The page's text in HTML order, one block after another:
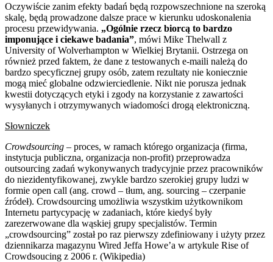
Oczywiście zanim efekty badań będą rozpowszechnione na szeroką
skalę, będą prowadzone dalsze prace w kierunku udoskonalenia
procesu przewidywania. „Ogólnie rzecz biorcą to bardzo
imponujące i ciekawe badania”, mówi Mike Thelwall z
University of Wolverhampton w Wielkiej Brytanii. Ostrzega on
również przed faktem, że dane z testowanych e-maili należą do
bardzo specyficznej grupy osób, zatem rezultaty nie koniecznie
mogą mieć globalne odzwierciedlenie. Nikt nie porusza jednak
kwestii dotyczących etyki i zgody na korzystanie z zawartości
wysyłanych i otrzymywanych wiadomości drogą elektroniczną.
Słowniczek
Crowdsourcing – proces, w ramach którego organizacja (firma,
instytucja publiczna, organizacja non-profit) przeprowadza
outsourcing zadań wykonywanych tradycyjnie przez pracowników
do niezidentyfikowanej, zwykle bardzo szerokiej grupy ludzi w
formie open call (ang. crowd – tłum, ang. sourcing – czerpanie
źródeł). Crowdsourcing umożliwia wszystkim użytkownikom
Internetu partycypację w zadaniach, które kiedyś były
zarezerwowane dla wąskiej grupy specjalistów. Termin
„crowdsourcing” został po raz pierwszy zdefiniowany i użyty przez
dziennikarza magazynu Wired Jeffa Howe’a w artykule Rise of
Crowdsoucing z 2006 r. (Wikipedia)